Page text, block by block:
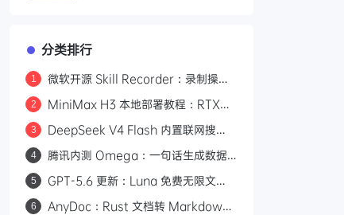
分类排行
1
微软开源 Skill Recorder：录制操作
2
MiniMax H3 本地部署教程：RTX
3
DeepSeek V4 Flash 内置联网搜
web_search，Codex 可直接调用
4
腾讯内测 Omega：一句话生成数据
5
GPT-5.6 更新：Luna 免费无限文
6
AnyDoc：Rust 文档转 Markdown